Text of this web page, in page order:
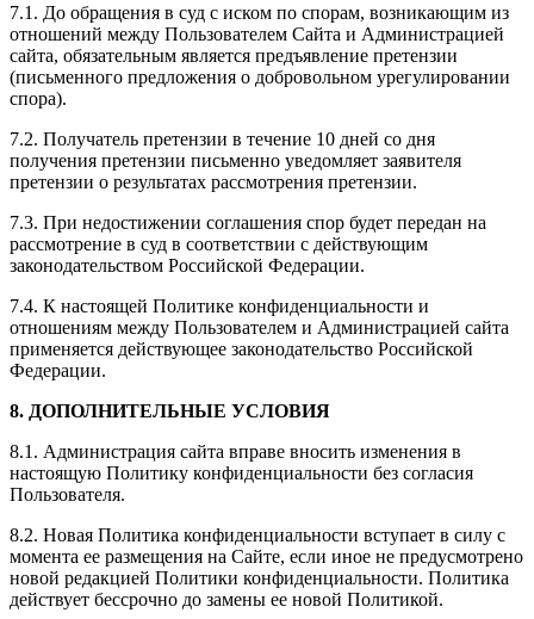
7.1. До обращения в суд с иском по спорам, возникающим из
отношений между Пользователем Сайта и Администрацией
сайта, обязательным является предъявление претензии
(письменного предложения о добровольном урегулировании
спора).
7.2. Получатель претензии в течение 10 дней со дня
получения претензии письменно уведомляет заявителя
претензии о результатах рассмотрения претензии.
7.3. При недостижении соглашения спор будет передан на
рассмотрение в суд в соответствии с действующим
законодательством Российской Федерации.
7.4. К настоящей Политике конфиденциальности и
отношениям между Пользователем и Администрацией сайта
применяется действующее законодательство Российской
Федерации.
8. ДОПОЛНИТЕЛЬНЫЕ УСЛОВИЯ
8.1. Администрация сайта вправе вносить изменения в
настоящую Политику конфиденциальности без согласия
Пользователя.
8.2. Новая Политика конфиденциальности вступает в силу с
момента ее размещения на Сайте, если иное не предусмотрено
новой редакцией Политики конфиденциальности. Политика
действует бессрочно до замены ее новой Политикой.